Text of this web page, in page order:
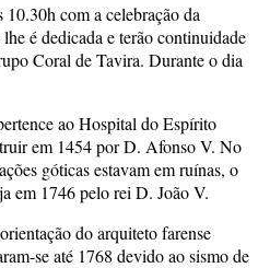
com a celebração da
é dedicada e terão continuidade
Coral de Tavira. Durante o dia
ao Hospital do Espírito
em 1454 por D. Afonso V. No
góticas estavam em ruínas, o
em 1746 pelo rei D. João V.
do arquiteto farense
se até 1768 devido ao sismo de